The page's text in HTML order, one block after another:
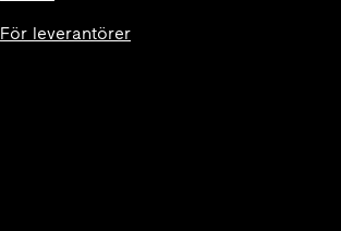
För leverantörer